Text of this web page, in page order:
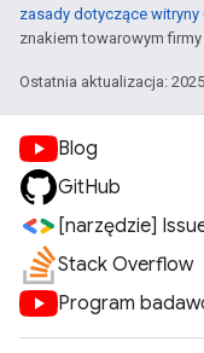
zasady dotyczące
znakiem towarowym
Ostatnia aktualizacja:
Blog
GitHub
[narzędzie]
Stack Overflow
Program